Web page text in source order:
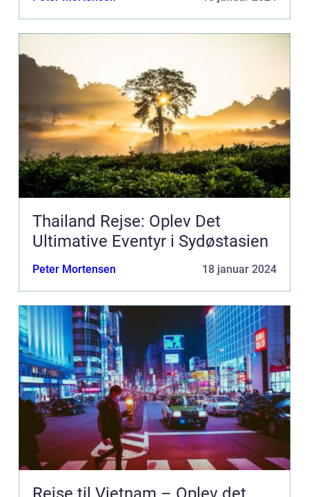
Thailand Rejse: Oplev Det
Ultimative Eventyr i Sydøstasien
Peter Mortensen 18 januar 2024